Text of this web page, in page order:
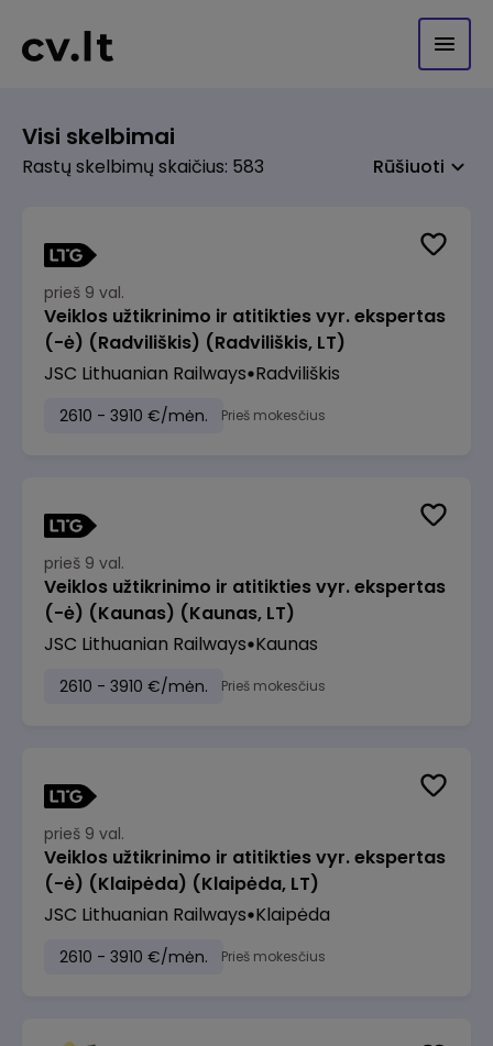
Visi skelbimai
Rastų skelbimų skaičius: 583 Rūšiuoti
prieš 9 val.
Veiklos užtikrinimo ir atitikties vyr. ekspertas
(-ė) (Radviliškis) (Radviliškis, LT)
JSC Lithuanian Railways Radviliškis
2610 - 3910 €/mėn. Prieš mokesčius
prieš 9 val.
Veiklos užtikrinimo ir atitikties vyr. ekspertas
(-ė) (Kaunas) (Kaunas, LT)
JSC Lithuanian Railways Kaunas
2610 - 3910 €/mėn. Prieš mokesčius
prieš 9 val.
Veiklos užtikrinimo ir atitikties vyr. ekspertas
(-ė) (Klaipėda) (Klaipėda, LT)
JSC Lithuanian Railways Klaipėda
2610 - 3910 €/mėn. Prieš mokesčius